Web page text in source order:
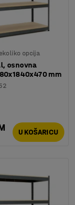
opcija
osnovna
mm
U KOŠARICU